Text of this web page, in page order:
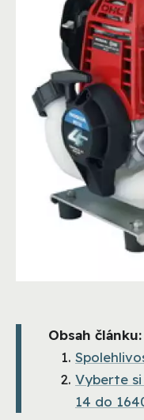
Obsah článku:
Vyberte
14 do